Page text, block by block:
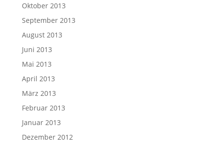
Oktober 2013
September 2013
August 2013
Juni 2013
Mai 2013
April 2013
März 2013
Februar 2013
Januar 2013
Dezember 2012